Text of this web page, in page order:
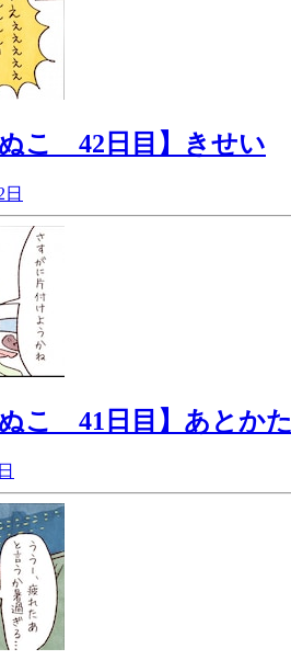
ぬこ 42日目】きせい
ぬこ 41日目】あとかた